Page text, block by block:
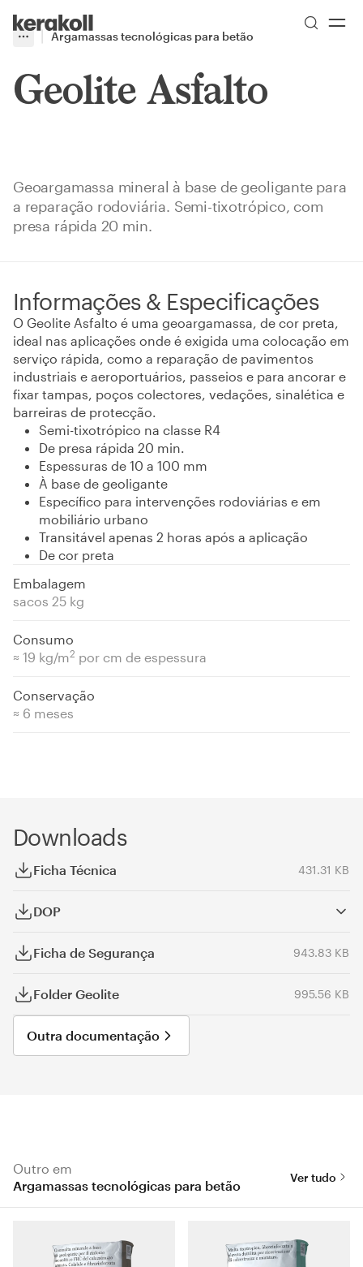
Go to Homepage
More
Toggle menu
Argamassas tecnológicas para betão
Geolite Asfalto
Geoargamassa mineral à base de geoligante para
a reparação rodoviária. Semi-tixotrópico, com
presa rápida 20 min.
Informações & Especificações
O Geolite Asfalto é uma geoargamassa, de cor preta,
ideal nas aplicações onde é exigida uma colocação em
serviço rápida, como a reparação de pavimentos
industriais e aeroportuários, passeios e para ancorar e
fixar tampas, poços colectores, vedações, sinalética e
barreiras de protecção.
Semi-tixotrópico na classe R4
De presa rápida 20 min.
Espessuras de 10 a 100 mm
À base de geoligante
Específico para intervenções rodoviárias e em
mobiliário urbano
Transitável apenas 2 horas após a aplicação
De cor preta
Embalagem
sacos 25 kg
Consumo
≈ 19 kg/m2 por cm de espessura
Conservação
≈ 6 meses
Downloads
Ficha Técnica 431.31 KB
DOP
Ficha de Segurança 943.83 KB
Folder Geolite 995.56 KB
Outra documentação
Outro em
Argamassas tecnológicas para betão
Ver tudo